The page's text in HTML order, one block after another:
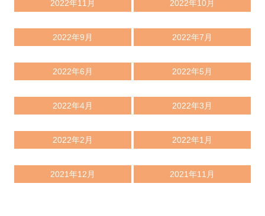
2022年11月 2022年10月
2022年9月 2022年7月
2022年6月 2022年5月
2022年4月 2022年3月
2022年2月 2022年1月
2021年12月 2021年11月